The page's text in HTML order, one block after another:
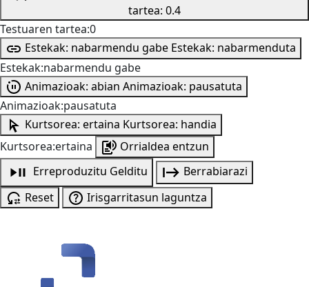
tartea: 0.4
Testuaren tartea:0
Estekak: nabarmendu gabe Estekak: nabarmenduta
Estekak:nabarmendu gabe
Animazioak: abian Animazioak: pausatuta
Animazioak:pausatuta
Kurtsorea: ertaina Kurtsorea: handia
Kurtsorea:ertaina
Orrialdea entzun
Erreproduzitu Gelditu
Berrabiarazi
Reset
Irisgarritasun laguntza